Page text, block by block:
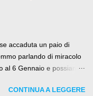
accaduta un paio di
parlando di miracolo
al 6 Gennaio e possiamo
epilogo della vicenda.
CONTINUA A LEGGERE